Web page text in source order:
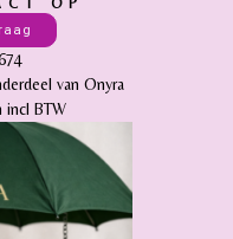
OP
van Onyra
BTW